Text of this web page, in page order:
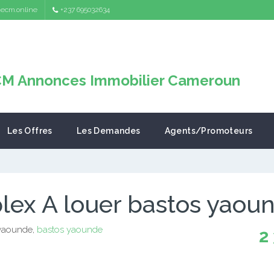
+237 695032634
Les Offres Les Demandes Agents/Promoteurs
A louer bastos
2
bastos yaounde